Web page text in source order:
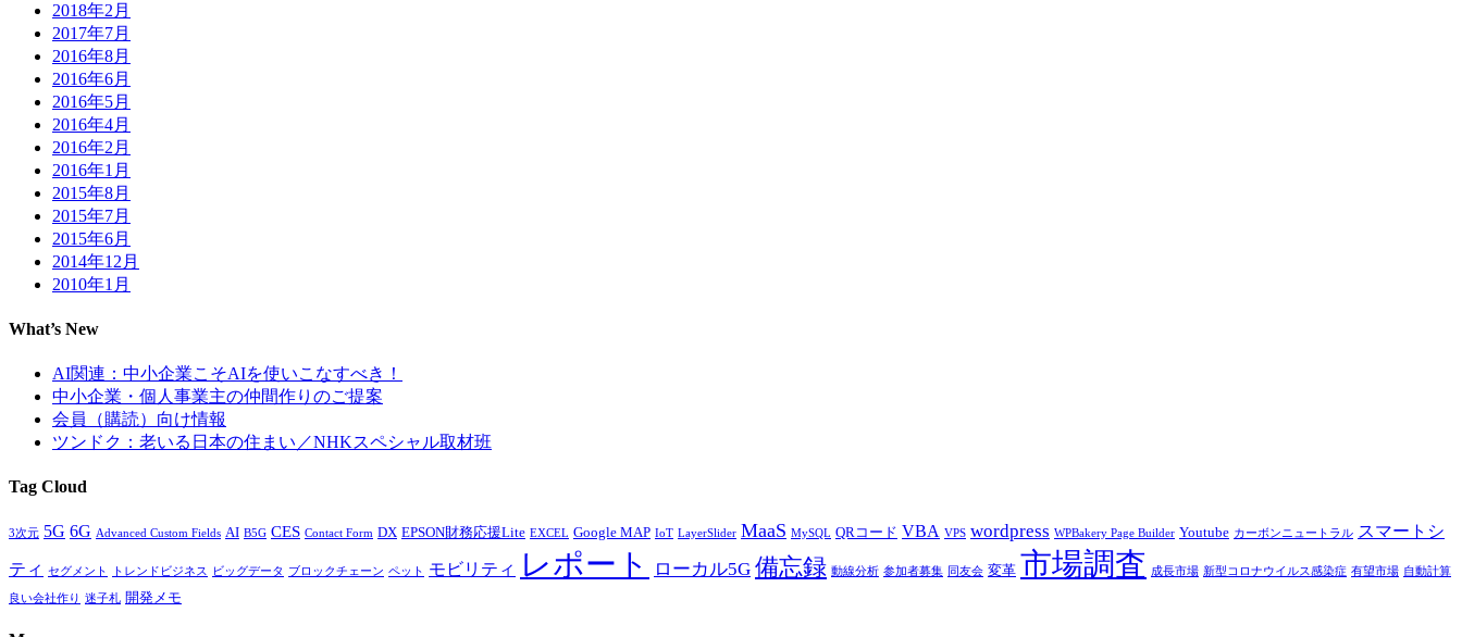
2018年2月
2017年7月
2016年8月
2016年6月
2016年5月
2016年4月
2016年2月
2016年1月
2015年8月
2015年7月
2015年6月
2014年12月
2010年1月
What’s New
AI関連：中小企業こそAIを使いこなすべき！
中小企業・個人事業主の仲間作りのご提案
会員（購読）向け情報
ツンドク：老いる日本の住まい／NHKスペシャル取材班
Tag Cloud
3次元 5G 6G Advanced Custom Fields AI B5G CES Contact Form DX EPSON財務応援Lite EXCEL Google MAP IoT LayerSlider MaaS MySQL QRコード VBA VPS wordpress WPBakery Page Builder Youtube カーボンニュートラル スマートシ
ティ セグメント トレンドビジネス ビッグデータ ブロックチェーン ペット モビリティ レポート ローカル5G 備忘録 動線分析 参加者募集 同友会 変革 市場調査 成長市場 新型コロナウイルス感染症 有望市場 自動計算
良い会社作り 迷子札 開発メモ